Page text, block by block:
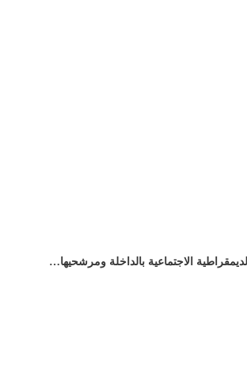
الاجتماعية بالداخلة ومرشحيها…